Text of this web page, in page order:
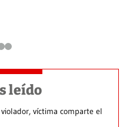
leído
víctima comparte el